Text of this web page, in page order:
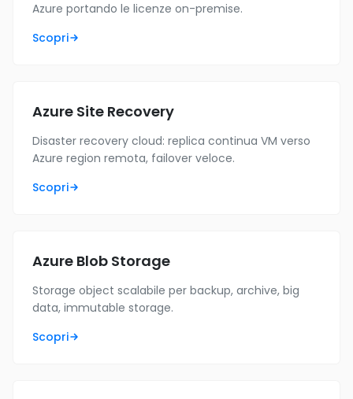
Azure portando le licenze on-premise.
Scopri
Azure Site Recovery
Disaster recovery cloud: replica continua VM verso
Azure region remota, failover veloce.
Scopri
Azure Blob Storage
Storage object scalabile per backup, archive, big
data, immutable storage.
Scopri